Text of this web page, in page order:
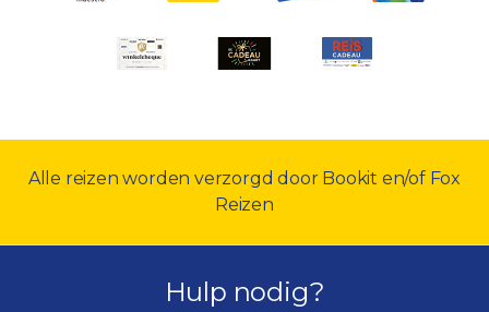
Alle reizen worden verzorgd door Bookit en/of Fox
Reizen
Hulp nodig?